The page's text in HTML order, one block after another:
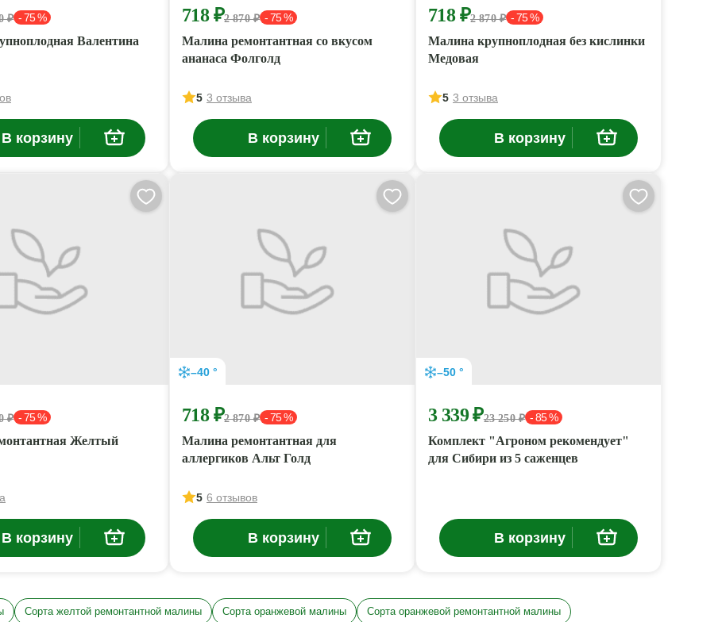
₽ - 75 %
Валентина
В корзину
718 ₽2 870 ₽ - 75 %
Малина ремонтантная со вкусом
ананаса Фолголд
5 3 отзыва
В корзину
718 ₽2 870 ₽ - 75 %
Малина крупноплодная без кислинки
Медовая
5 3 отзыва
В корзину
₽ - 75 %
Желтый
В корзину
–40 °
718 ₽2 870 ₽ - 75 %
Малина ремонтантная для
аллергиков Альт Голд
5 6 отзывов
В корзину
–50 °
3 339 ₽23 250 ₽ - 85 %
Комплект "Агроном рекомендует"
для Сибири из 5 саженцев
В корзину
Сорта желтой ремонтантной малины Сорта оранжевой малины Сорта оранжевой ремонтантной малины